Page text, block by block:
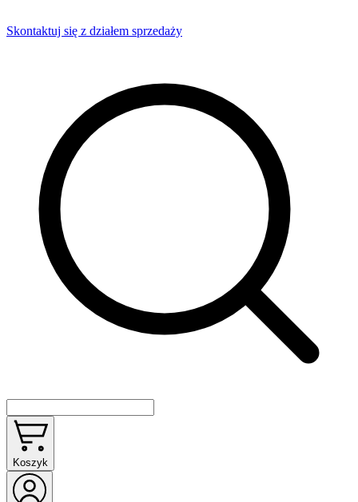
Skontaktuj się z działem sprzedaży
Koszyk